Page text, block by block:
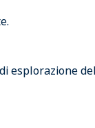
esplorazione